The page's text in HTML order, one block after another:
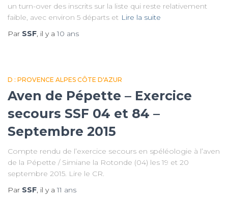
un turn-over des inscrits sur la liste qui reste relativement
faible, avec environ 5 départs et Lire la suite
Par SSF, il y a10 ans
D : PROVENCE ALPES CÔTE D'AZUR
Aven de Pépette – Exercice
secours SSF 04 et 84 –
Septembre 2015
Compte rendu de l’exercice secours en spéléologie à l’aven
de la Pépette / Simiane la Rotonde (04) les 19 et 20
septembre 2015. Lire le CR.
Par SSF, il y a11 ans